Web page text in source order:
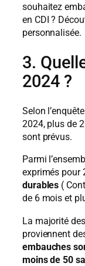
souhaitez
en CDI ?
personnalisée.
3.
2024 ?
Selon
2024, plus de 2
sont prévus.
Parmi
exprimés pour
durables (
de 6 mois et
La majorité
proviennent
embauches
moins de 50